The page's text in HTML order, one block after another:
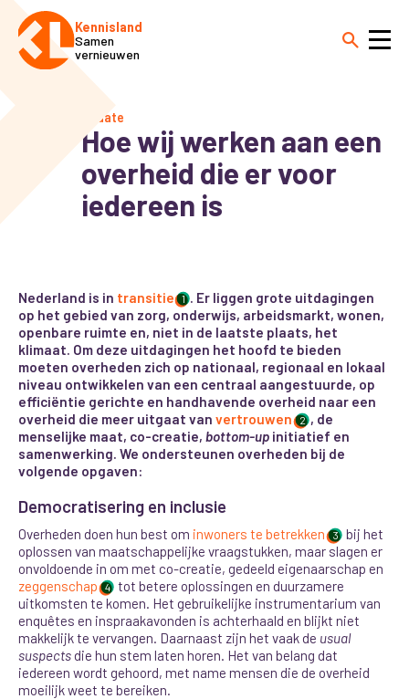
Kennisland
Samen
vernieuwen
Update
Hoe wij werken aan een
overheid die er voor
iedereen is
Nederland is in transitie 1 . Er liggen grote uitdagingen
op het gebied van zorg, onderwijs, arbeidsmarkt, wonen,
openbare ruimte en, niet in de laatste plaats, het
klimaat. Om deze uitdagingen het hoofd te bieden
moeten overheden zich op nationaal, regionaal en lokaal
niveau ontwikkelen van een centraal aangestuurde, op
efficiëntie gerichte en handhavende overheid naar een
overheid die meer uitgaat vanvertrouwen 2 , de
menselijke maat, co-creatie,bottom-up initiatief en
samenwerking. We ondersteunen overheden bij de
volgende opgaven:
Democratisering en inclusie
Overheden doen hun best om inwoners te betrekken 3 bij het
oplossen van maatschappelijke vraagstukken, maar slagen er
onvoldoende in om met co-creatie, gedeeld eigenaarschap en
zeggenschap
4 tot betere oplossingen en duurzamere
uitkomsten te komen. Het gebruikelijke instrumentarium van
enquêtes en inspraakavonden is achterhaald en blijkt niet
makkelijk te vervangen. Daarnaast zijn het vaak de usual
suspects die hun stem laten horen. Het van belang dat
iedereen wordt gehoord, met name mensen die de overheid
moeilijk weet te bereiken.